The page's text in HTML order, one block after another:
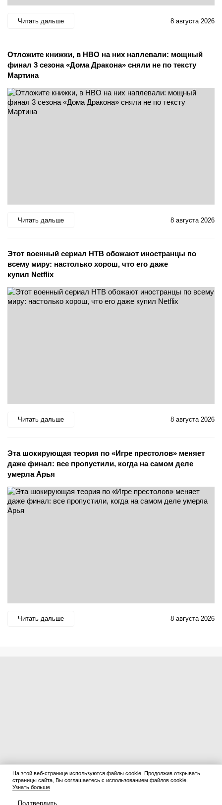
Читать дальше 8 августа 2026
Отложите книжки, в HBO на них наплевали: мощный
финал 3 сезона «Дома Дракона» сняли не по тексту
Мартина
Читать дальше 8 августа 2026
Этот военный сериал НТВ обожают иностранцы по
всему миру: настолько хорош, что его даже
купил Netflix
Читать дальше 8 августа 2026
Эта шокирующая теория по «Игре престолов» меняет
даже финал: все пропустили, когда на самом деле
умерла Арья
Читать дальше 8 августа 2026
На этой веб-странице используются файлы cookie. Продолжив открывать
страницы сайта, Вы соглашаетесь с использованием файлов cookie.
Узнать больше
Подтвердить